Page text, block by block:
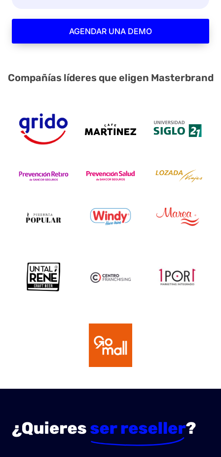
AGENDAR UNA DEMO
Compañías líderes que eligen Masterbrand